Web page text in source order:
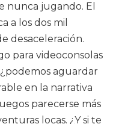
nunca jugando. El
a los dos mil
desaceleración.
para videoconsolas
aguardar
en la narrativa
parecerse más
locas. ¿Y si te